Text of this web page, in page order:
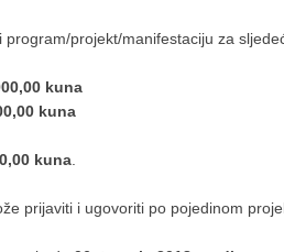
projekt/manifestaciju za
kuna
kuna
kuna
prijaviti i ugovoriti po pojedinom